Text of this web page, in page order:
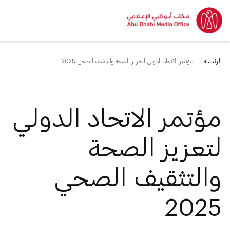
الرئيسية مؤتمر الاتحاد الدولي لتعزيز الصحة والتثقيف الصحي 2025
مؤتمر الاتحاد الدولي
لتعزيز الصحة
والتثقيف الصحي
2025